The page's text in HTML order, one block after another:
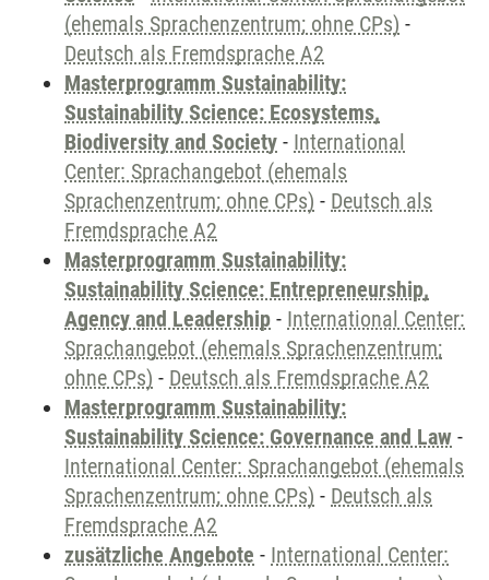
(ehemals Sprachenzentrum; ohne CPs) -
Deutsch als Fremdsprache A2
Masterprogramm Sustainability:
Sustainability Science: Ecosystems,
Biodiversity and Society - International
Center: Sprachangebot (ehemals
Sprachenzentrum; ohne CPs) - Deutsch als
Fremdsprache A2
Masterprogramm Sustainability:
Sustainability Science: Entrepreneurship,
Agency and Leadership - International Center:
Sprachangebot (ehemals Sprachenzentrum;
ohne CPs) - Deutsch als Fremdsprache A2
Masterprogramm Sustainability:
Sustainability Science: Governance and Law -
International Center: Sprachangebot (ehemals
Sprachenzentrum; ohne CPs) - Deutsch als
Fremdsprache A2
zusätzliche Angebote - International Center: